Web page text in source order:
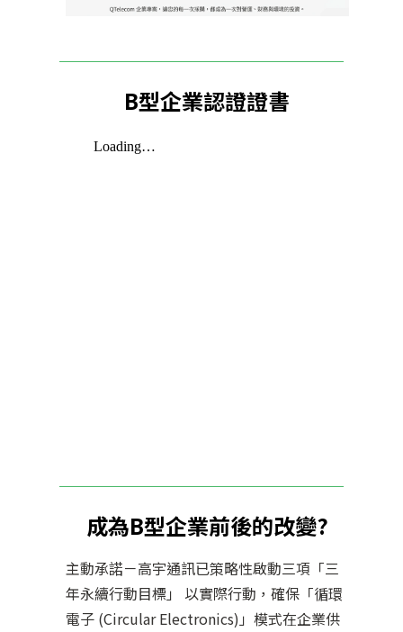
B型企業認證證書
成為B型企業前後的改變?
主動承諾－高宇通訊已策略性啟動三項「三
年永續行動目標」 以實際行動，確保「循環
電子 (Circular Electronics)」模式在企業供